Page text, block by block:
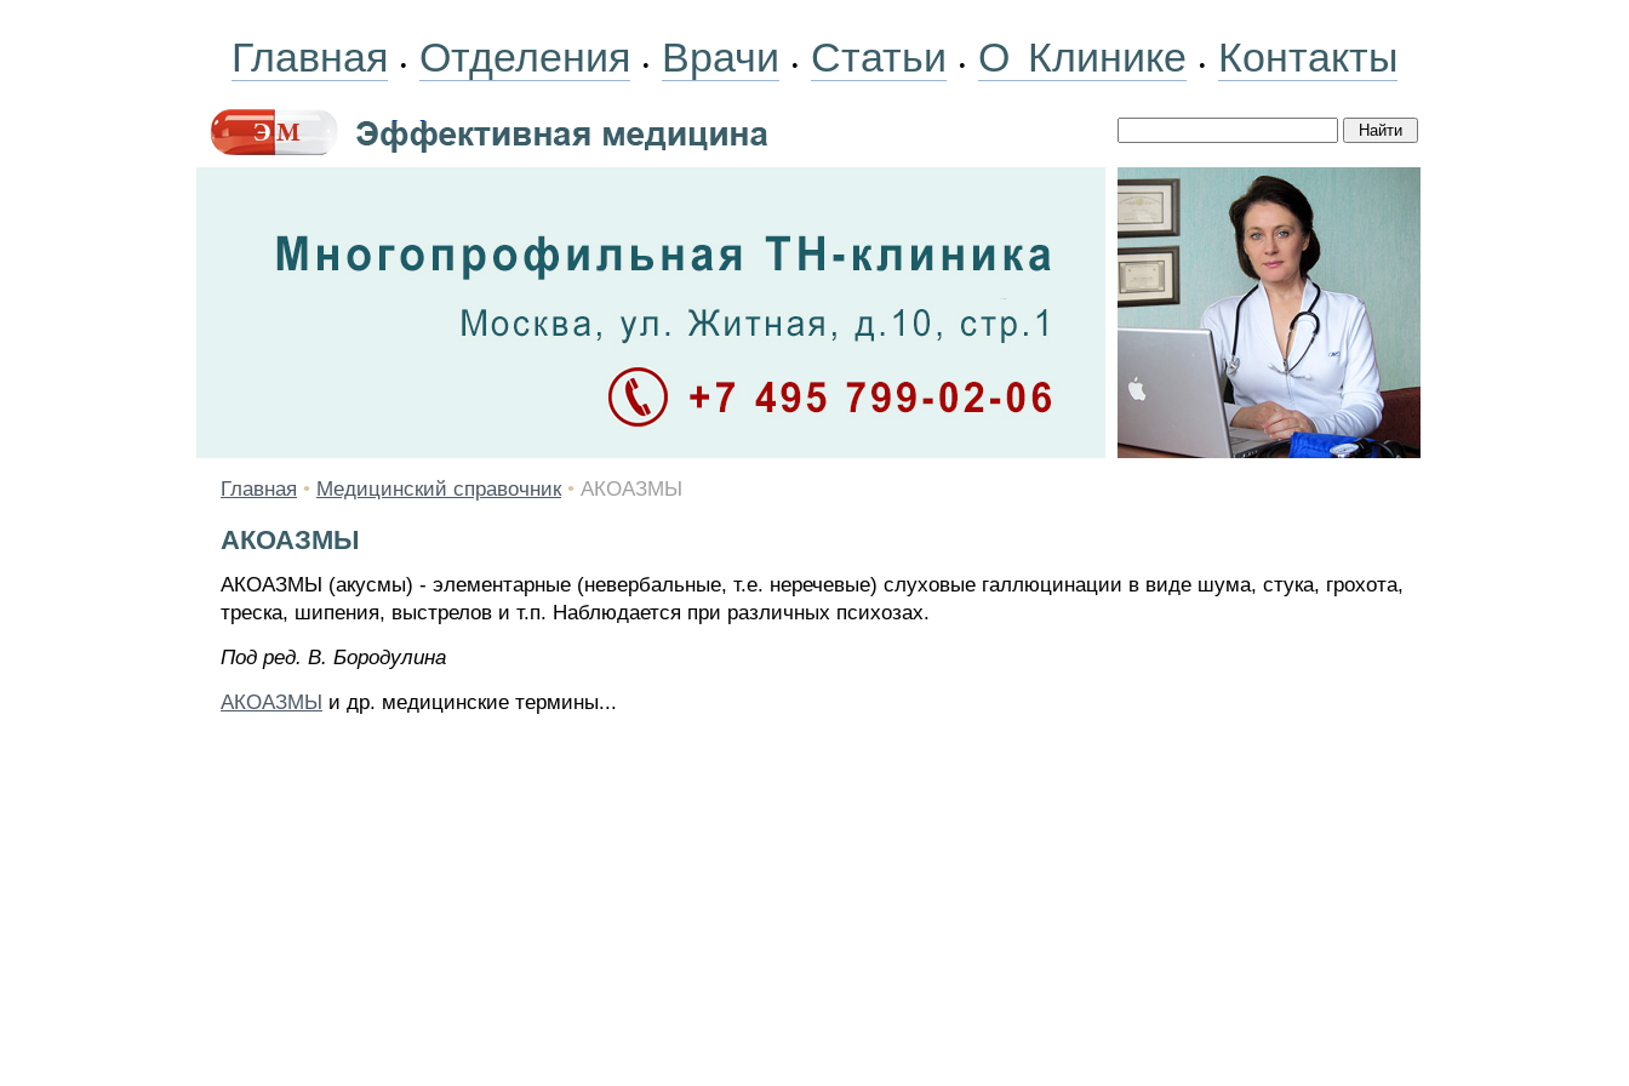
Главная • Отделения • Врачи • Статьи • О Клинике • Контакты
Главная • Медицинский справочник • АКОАЗМЫ
АКОАЗМЫ
АКОАЗМЫ (акусмы) - элементарные (невербальные, т.е. неречевые) слуховые галлюцинации в виде шума, стука, грохота,
треска, шипения, выстрелов и т.п. Наблюдается при различных психозах.
Пoд peд. B. Бopoдyлинa
АКОАЗМЫ и др. медицинские термины...